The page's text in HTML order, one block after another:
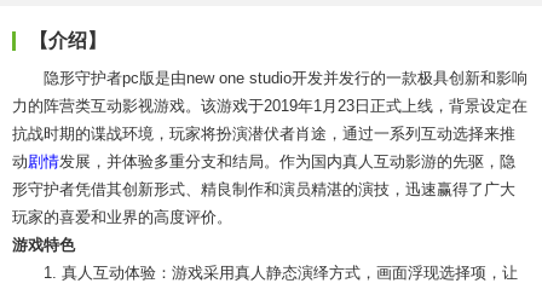
【介绍】
隐形守护者pc版是由new one studio开发并发行的一款极具创新和影响
力的阵营类互动影视游戏。该游戏于2019年1月23日正式上线，背景设定在
抗战时期的谍战环境，玩家将扮演潜伏者肖途，通过一系列互动选择来推
动剧情发展，并体验多重分支和结局。作为国内真人互动影游的先驱，隐
形守护者凭借其创新形式、精良制作和演员精湛的演技，迅速赢得了广大
玩家的喜爱和业界的高度评价。
游戏特色
1. 真人互动体验：游戏采用真人静态演绎方式，画面浮现选择项，让